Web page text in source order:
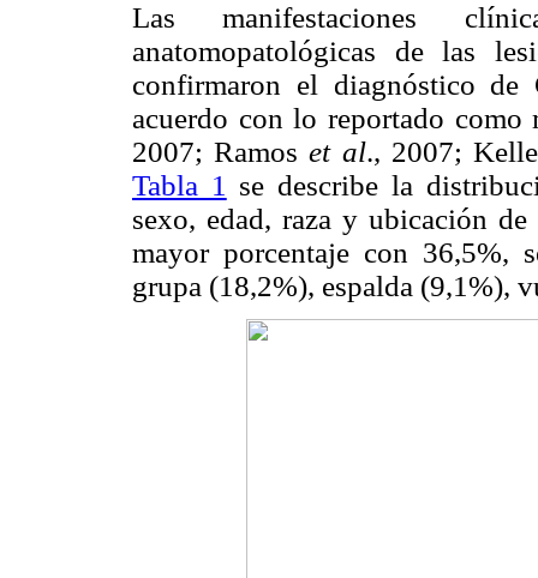
Las manifestaciones
anatomopatológicas de las
confirmaron el diagnóstico
acuerdo con lo reportado como
2007; Ramoset al., 2007;
Tabla 1 se describe la
sexo, edad, raza y ubicación
mayor porcentaje con 36,5%,
grupa (18,2%), espalda (9,1%),